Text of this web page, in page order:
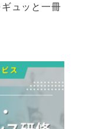
ュッと一冊